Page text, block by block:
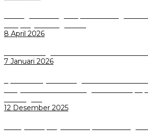
8 April 2026
7 Januari 2026
12 Desember 2025